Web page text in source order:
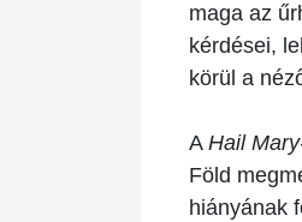
maga az
kérdései,
körül a
A Hail
Föld
hiányának